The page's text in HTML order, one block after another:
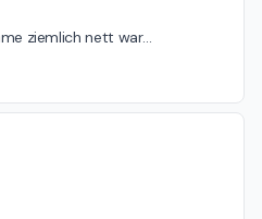
ziemlich nett war…